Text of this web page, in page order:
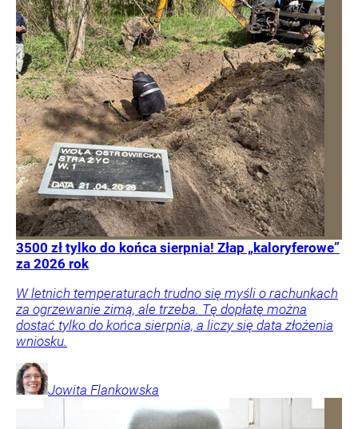
3500 zł tylko do końca sierpnia! Złap „kaloryferowe”
za 2026 rok
W letnich temperaturach trudno się myśli o rachunkach
za ogrzewanie zimą, ale trzeba. Tę dopłatę można
dostać tylko do końca sierpnia, a liczy się data złożenia
wniosku.
Jowita Flankowska